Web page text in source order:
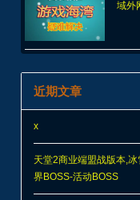
域外
近期文章
x
天堂2商业端盟战版本,
界BOSS-活动BOSS